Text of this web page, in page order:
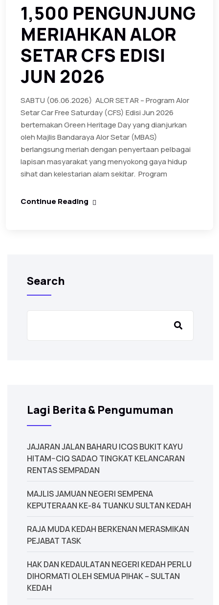
‎1,500 PENGUNJUNG
MERIAHKAN ALOR
SETAR CFS EDISI
JUN 2026
SABTU (06.06.2026) ‎ ‎ALOR SETAR – Program Alor
Setar Car Free Saturday (CFS) Edisi Jun 2026
bertemakan Green Heritage Day yang dianjurkan
oleh Majlis Bandaraya Alor Setar (MBAS)
berlangsung meriah dengan penyertaan pelbagai
lapisan masyarakat yang menyokong gaya hidup
sihat dan kelestarian alam sekitar. ‎ ‎Program
Continue Reading
Search
Lagi Berita & Pengumuman
JAJARAN JALAN BAHARU ICQS BUKIT KAYU
HITAM–CIQ SADAO TINGKAT KELANCARAN
RENTAS SEMPADAN
MAJLIS JAMUAN NEGERI SEMPENA
KEPUTERAAN KE-84 TUANKU SULTAN KEDAH
‎RAJA MUDA KEDAH BERKENAN MERASMIKAN
PEJABAT TASK
‎HAK DAN KEDAULATAN NEGERI KEDAH PERLU
DIHORMATI OLEH SEMUA PIHAK – SULTAN
KEDAH